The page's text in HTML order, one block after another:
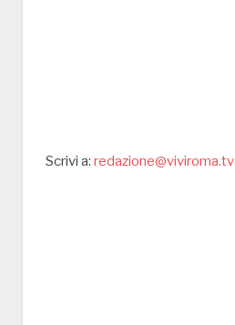
Scrivi a: redazione@viviroma.tv